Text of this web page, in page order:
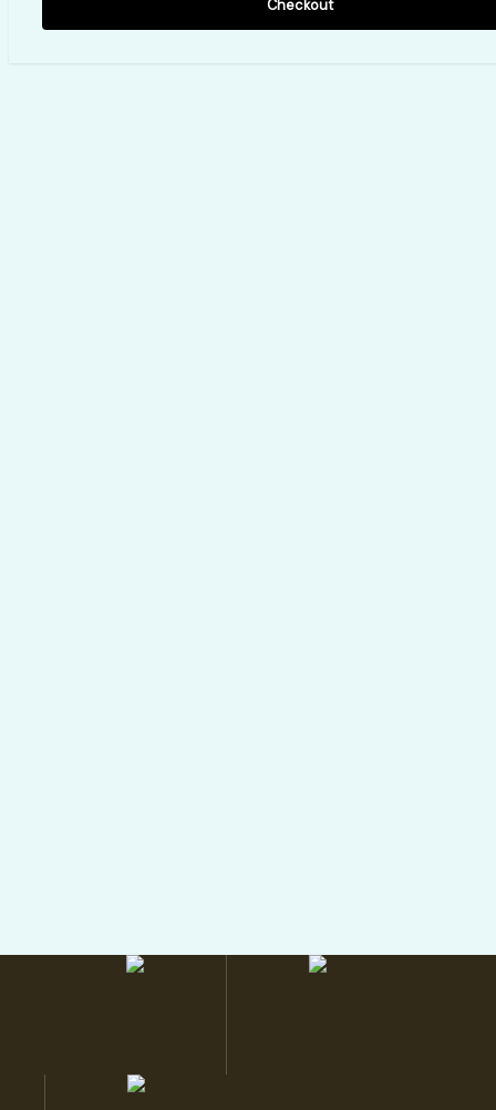
Checkout